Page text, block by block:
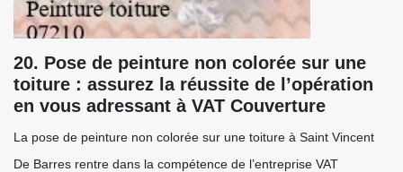
20. Pose de peinture non colorée sur une
toiture : assurez la réussite de l’opération
en vous adressant à VAT Couverture
La pose de peinture non colorée sur une toiture à Saint Vincent
De Barres rentre dans la compétence de l’entreprise VAT